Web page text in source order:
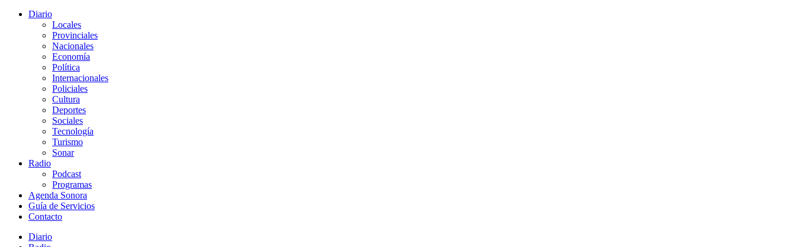
Diario
Locales
Provinciales
Nacionales
Economía
Política
Internacionales
Policiales
Cultura
Deportes
Sociales
Tecnología
Turismo
Sonar
Radio
Podcast
Programas
Agenda Sonora
Guía de Servicios
Contacto
Diario